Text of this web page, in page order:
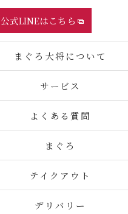
公式LINEはこちら
まぐろ大将について
サービス
よくある質問
まぐろ
テイクアウト
デリバリー